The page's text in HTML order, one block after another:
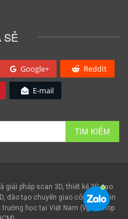
SẺ
Google+ ReddIt
E-mail
giải pháp scan 3D, thiết kế 3D, tạo
đào tạo chuyển giao công nghệ in
học tại Việt Nam (Workshop